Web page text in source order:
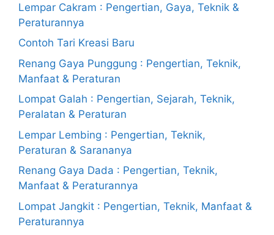
Lempar Cakram : Pengertian, Gaya, Teknik &
Peraturannya
Contoh Tari Kreasi Baru
Renang Gaya Punggung : Pengertian, Teknik,
Manfaat & Peraturan
Lompat Galah : Pengertian, Sejarah, Teknik,
Peralatan & Peraturan
Lempar Lembing : Pengertian, Teknik,
Peraturan & Sarananya
Renang Gaya Dada : Pengertian, Teknik,
Manfaat & Peraturannya
Lompat Jangkit : Pengertian, Teknik, Manfaat &
Peraturannya